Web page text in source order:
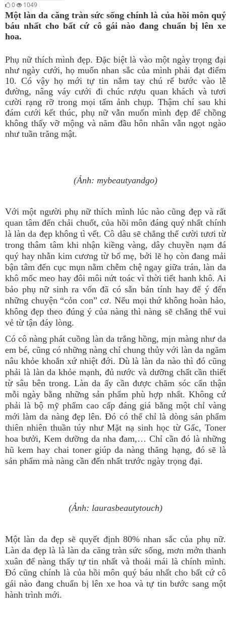
0
1049
Một làn da căng tràn sức sống chính là của hồi môn quý
báu nhất cho bất cứ cô gái nào đang chuẩn bị lên xe
hoa.
Phụ nữ thích mình đẹp. Đặc biệt là vào một ngày trọng đại
như ngày cưới, họ muốn nhan sắc của mình phải đạt điểm
10. Có vậy họ mới tự tin nắm tay chú rể bước vào lễ
đường, nâng váy cưới đi chúc rượu quan khách và tươi
cười rạng rỡ trong mọi tấm ảnh chụp. Thậm chí sau khi
đám cưới kết thúc, phụ nữ vẫn muốn mình đẹp để chồng
không thấy vỡ mộng và năm đầu hôn nhân vẫn ngọt ngào
như tuần trăng mật.
(Ảnh: mybeautyandgo)
Với một người phụ nữ thích mình lúc nào cũng đẹp và rất
quan tâm đến chải chuốt, của hồi môn đáng quý nhất chính
là làn da đẹp không tì vết. Cô dâu sẽ chẳng thể cười tươi từ
trong thâm tâm khi nhận kiềng vàng, dây chuyền nạm đá
quý hay nhẫn kim cương từ bố mẹ, bởi lẽ họ còn đang mải
bận tâm đến cục mụn nằm chễm chệ ngay giữa trán, làn da
khô mốc meo hay đôi môi nứt toác vì thời tiết hanh khô. Ai
bảo phụ nữ sinh ra vốn đã có sẵn bản tính hay để ý đến
những chuyện “cỏn con” cơ. Nếu mọi thứ không hoàn hảo,
không đẹp theo đúng ý của nàng thì nàng sẽ chẳng thể vui
vẻ từ tận đáy lòng.
Có cô nàng phát cuồng làn da trắng hồng, mịn màng như da
em bé, cũng có những nàng chỉ chung thủy với làn da ngăm
nâu khỏe khoắn xứ nhiệt đới. Dù là làn da nào thì đó cũng
phải là làn da khỏe mạnh, đủ nước và dưỡng chất cần thiết
từ sâu bên trong. Làn da ấy cần được chăm sóc cẩn thận
mỗi ngày bằng những sản phẩm phù hợp nhất. Không cứ
phải là bộ mỹ phẩm cao cấp đáng giá bằng một chỉ vàng
mới làm da nàng đẹp lên. Đó có thể chỉ là dòng sản phẩm
thiên nhiên thuần túy nhưMặt nạ sinh học từ Gấc,Toner
hoa bưởi, Kem dưỡng da nha đam,… Chỉ cần đó là những
hũ kem hay chai toner giúp da nàng thăng hạng, đó sẽ là
sản phẩm mà nàng cần đến nhất trước ngày trọng đại.
(Ảnh: laurasbeautytouch)
Một làn da đẹp sẽ quyết định 80% nhan sắc của phụ nữ.
Làn da đẹp là là làn da căng tràn sức sống, mơn mởn thanh
xuân để nàng thấy tự tin nhất và thoải mái là chính mình.
Đó cũng chính là của hồi môn quý báu nhất cho bất cứ cô
gái nào đang chuẩn bị lên xe hoa và tự tin bước sang một
hành trình mới.